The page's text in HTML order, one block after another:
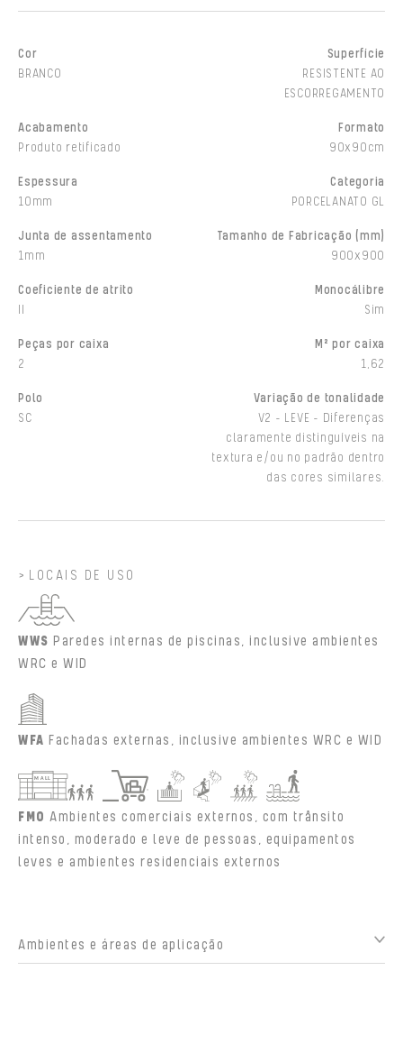
Cor
BRANCO
Superfície
RESISTENTE AO
ESCORREGAMENTO
Acabamento
Produto retificado
Formato
90x90cm
Espessura
10mm
Categoria
PORCELANATO GL
Junta de assentamento
1mm
Tamanho de Fabricação (mm)
900x900
Coeficiente de atrito
Monocálibre
Sim
Peças por caixa
2
M² por caixa
1,62
Polo
SC
Variação de tonalidade
V2 - LEVE - Diferenças
claramente distinguíveis na
textura e/ou no padrão dentro
das cores similares.
LOCAIS DE USO
WWS Paredes internas de piscinas, inclusive ambientes
WRC e WID
WFA Fachadas externas, inclusive ambientes WRC e WID
FMO Ambientes comerciais externos, com trânsito
intenso, moderado e leve de pessoas, equipamentos
leves e ambientes residenciais externos
Ambientes e áreas de aplicação